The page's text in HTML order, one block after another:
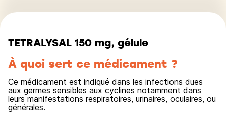
TETRALYSAL 150 mg, gélule
À quoi sert ce médicament ?
Ce médicament est indiqué dans les infections dues
aux germes sensibles aux cyclines notamment dans
leurs manifestations respiratoires, urinaires, oculaires, ou
générales.